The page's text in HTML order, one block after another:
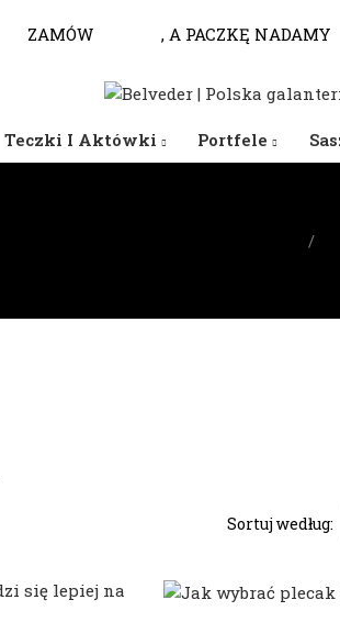
ZAMÓW , A PACZKĘ NADAMY
Teczki I Aktówki Portfele
Sortuj według: